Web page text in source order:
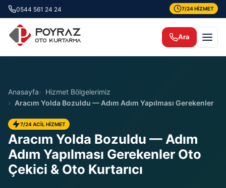
0544 561 24 24 7/24 HİZMET
Ara
Anasayfa
Hizmet Bölgelerimiz
Aracım Yolda Bozuldu — Adım Adım Yapılması Gerekenler
7/24 ACİL HİZMET
Aracım Yolda Bozuldu — Adım
Adım Yapılması Gerekenler Oto
Çekici & Oto Kurtarıcı